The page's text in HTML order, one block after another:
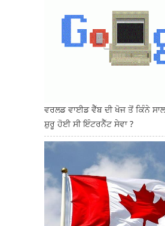
ਵਰਲਡ ਵਾਈਡ ਵੈੱਬ ਦੀ ਖੋਜ ਤੋਂ ਕਿੰਨੇ
ਸ਼ੁਰੂ ਹੋਈ ਸੀ ਇੰਟਰਨੈੱਟ ਸੇਵਾ ?